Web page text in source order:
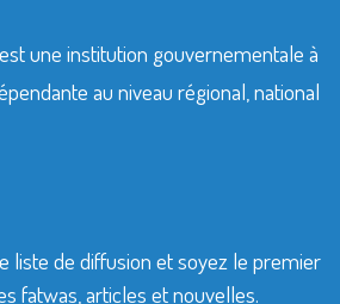
une institution gouvernementale à
au niveau régional, national
liste de diffusion et soyez le premier
fatwas, articles et nouvelles.